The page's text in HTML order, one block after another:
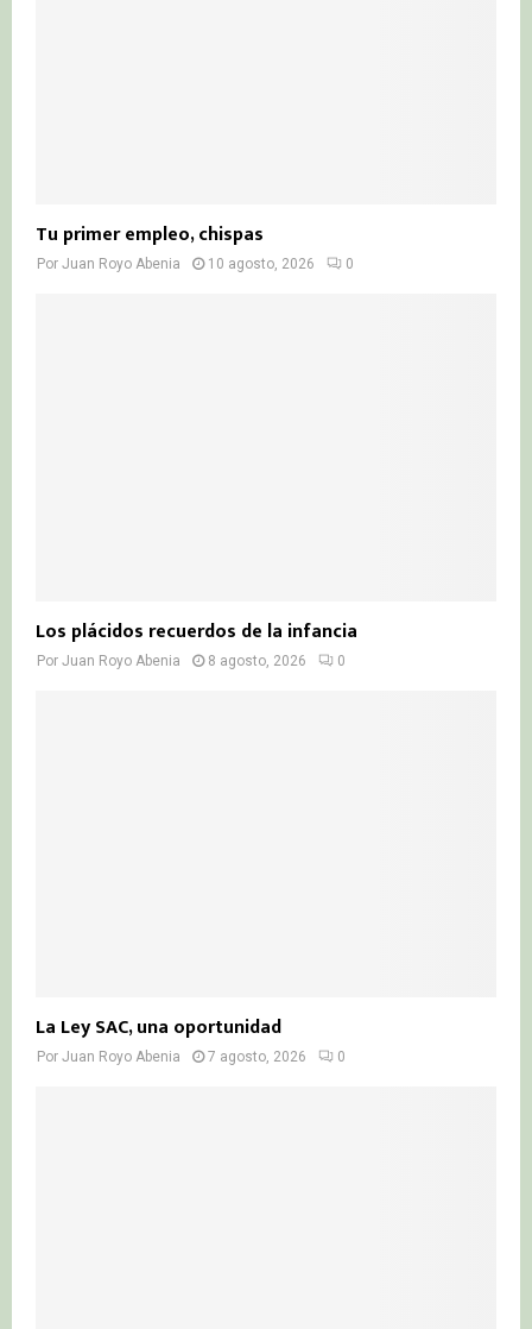
Tu primer empleo, chispas
Por Juan Royo Abenia 10 agosto, 2026 0
Los plácidos recuerdos de la infancia
Por Juan Royo Abenia 8 agosto, 2026 0
La Ley SAC, una oportunidad
Por Juan Royo Abenia 7 agosto, 2026 0